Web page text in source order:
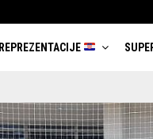
REPREZENTACIJE